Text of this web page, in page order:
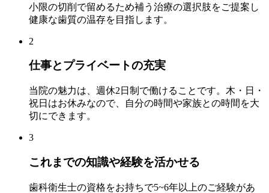
小限の切削で留めるため補う治療の選択肢をご提案し
健康な歯質の温存を目指します。
2
仕事とプライベートの充実
当院の魅力は、週休2日制で働けることです。木・日・
祝日はお休みなので、自分の時間や家族との時間を大
切にできます。
3
これまでの知識や経験を活かせる
歯科衛生士の資格をお持ちで5~6年以上のご経験があ